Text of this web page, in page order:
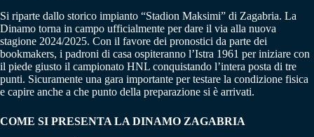
Si riparte dallo storico impianto “Stadion Maksimi” di Zagabria. La
Dinamo torna in campo ufficialmente per dare il via alla nuova
stagione 2024/2025. Con il favore dei pronostici da parte dei
bookmakers, i padroni di casa ospiteranno l’Istra 1961 per iniziare con
il piede giusto il campionato HNL conquistando l’intera posta di tre
punti. Sicuramente una gara importante per testare la condizione fisica
e capire anche a che punto della preparazione si è arrivati.
COME SI PRESENTA LA DINAMO ZAGABRIA